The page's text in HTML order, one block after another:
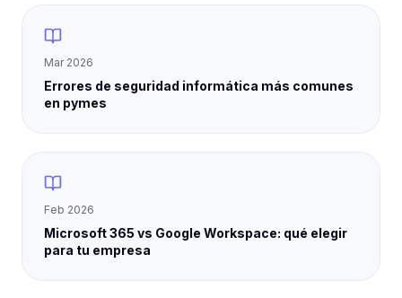
Mar 2026
Errores de seguridad informática más comunes
en pymes
Feb 2026
Microsoft 365 vs Google Workspace: qué elegir
para tu empresa